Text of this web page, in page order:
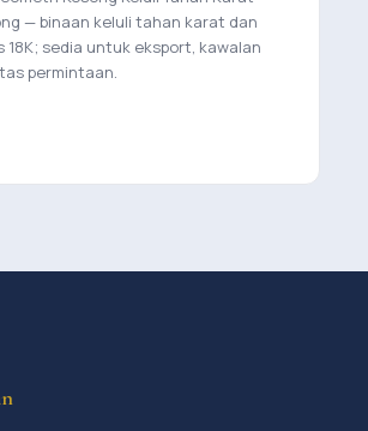
— binaan keluli tahan karat dan
18K; sedia untuk eksport, kawalan
permintaan.